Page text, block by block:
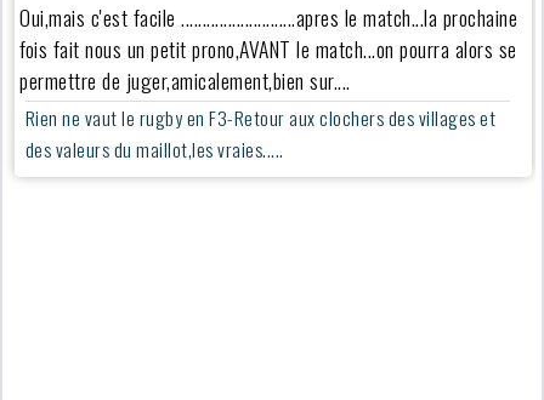
Oui,mais c'est facile ...........................apres le match...la prochaine
fois fait nous un petit prono,AVANT le match...on pourra alors se
permettre de juger,amicalement,bien sur....
Rien ne vaut le rugby en F3-Retour aux clochers des villages et
des valeurs du maillot,les vraies.....